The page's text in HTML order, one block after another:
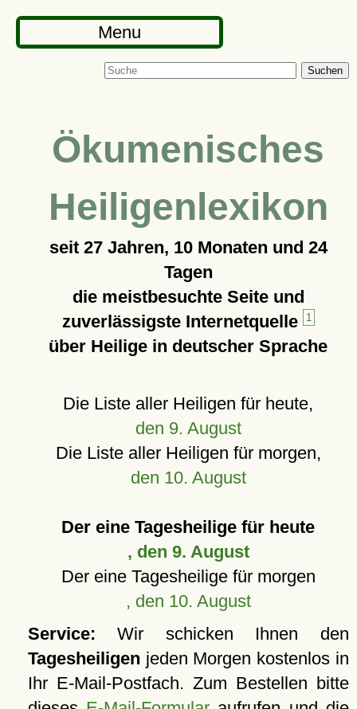
Menu
Suchen
Ökumenisches
Heiligenlexikon
seit 27 Jahren, 10 Monaten und 24
Tagen
die meistbesuchte Seite und
zuverlässigste Internetquelle
1
über Heilige in deutscher Sprache
Die Liste aller Heiligen für heute,
den 9. August
Die Liste aller Heiligen für morgen,
den 10. August
Der eine Tagesheilige für heute
, den 9. August
Der eine Tagesheilige für morgen
, den 10. August
Service: Wir schicken Ihnen den
Tagesheiligen jeden Morgen kostenlos in
Ihr E-Mail-Postfach. Zum Bestellen bitte